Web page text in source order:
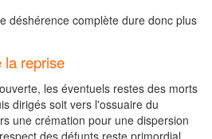
déshérence complète dure donc plus
la reprise
les éventuels restes des morts
dirigés soit vers l'ossuaire du
une crémation pour une dispersion
des défunts reste primordial.